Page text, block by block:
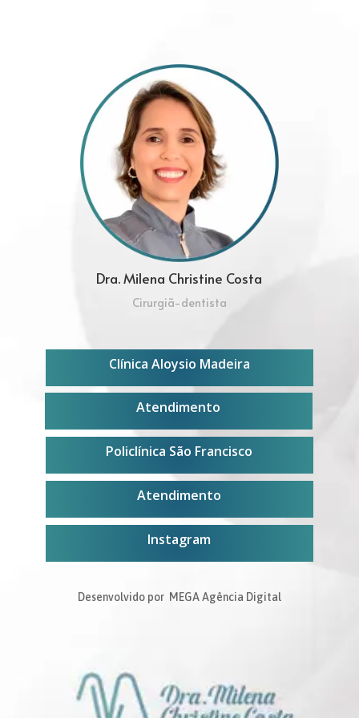
Dra. Milena Christine Costa
Cirurgiã-dentista
Clínica Aloysio Madeira
Atendimento
Policlínica São Francisco
Atendimento
Instagram
Desenvolvido por MEGA Agência Digital